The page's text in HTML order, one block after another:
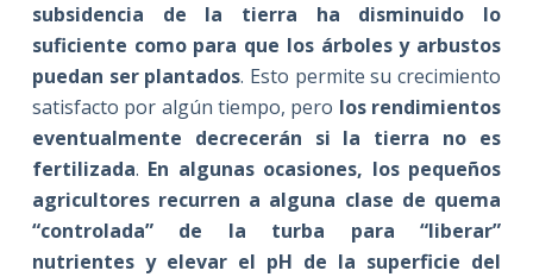
subsidencia de la tierra ha disminuido lo
suficiente como para que los árboles y arbustos
puedan ser plantados. Esto permite su crecimiento
satisfacto por algún tiempo, pero los rendimientos
eventualmente decrecerán si la tierra no es
fertilizada. En algunas ocasiones, los pequeños
agricultores recurren a alguna clase de quema
“controlada” de la turba para “liberar”
nutrientes y elevar el pH de la superficie del